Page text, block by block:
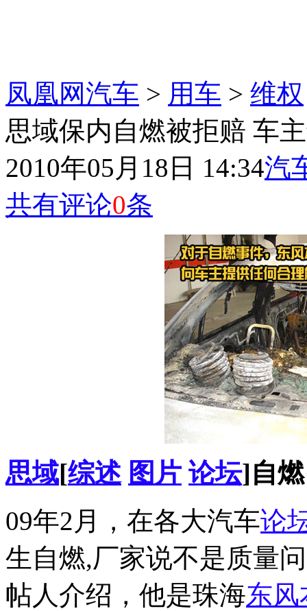
凤凰网汽车 > 用车 > 维权
思域保内自燃被拒赔 车
2010年05月18日 14:34汽
共有评论0条
思域[综述 图片 论坛]自
09年2月，在各大汽车论
生自燃,厂家说不是质量
帖人介绍，他是珠海东风